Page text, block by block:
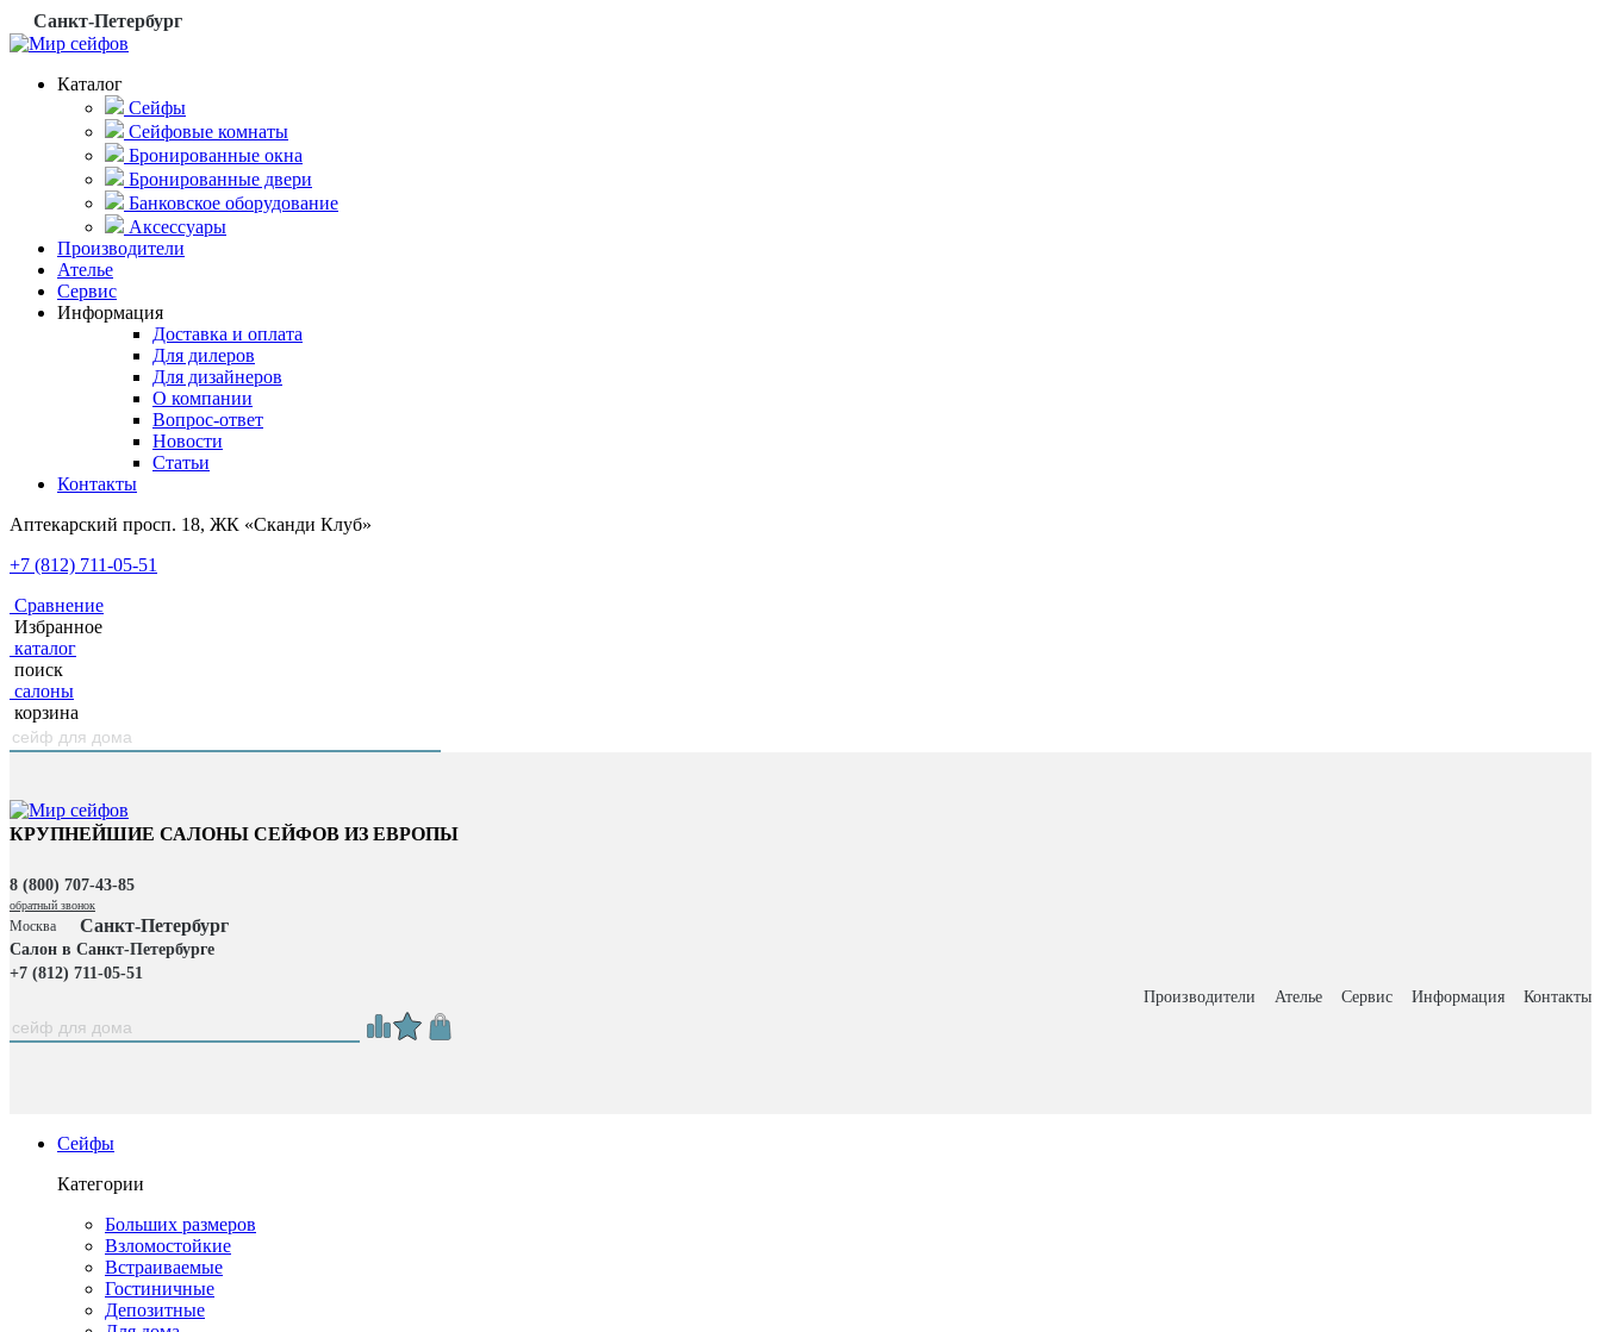
Санкт-Петербург
Каталог
Сейфы
Сейфовые комнаты
Бронированные окна
Бронированные двери
Банковское оборудование
Аксессуары
Производители
Ателье
Сервис
Информация
Доставка и оплата
Для дилеров
Для дизайнеров
О компании
Вопрос-ответ
Новости
Статьи
Контакты
Аптекарский просп. 18, ЖК «Сканди Клуб»
+7 (812) 711-05-51
Сравнение
Избранное
каталог
поиск
салоны
корзина
КРУПНЕЙШИЕ САЛОНЫ СЕЙФОВ ИЗ ЕВРОПЫ
8 (800) 707-43-85
обратный звонок
Москва Санкт-Петербург
Салон в Санкт-Петербурге
+7 (812) 711-05-51
Производители
Ателье Сервис Информация Контакты
Сейфы
Категории
Больших размеров
Взломостойкие
Встраиваемые
Гостиничные
Депозитные